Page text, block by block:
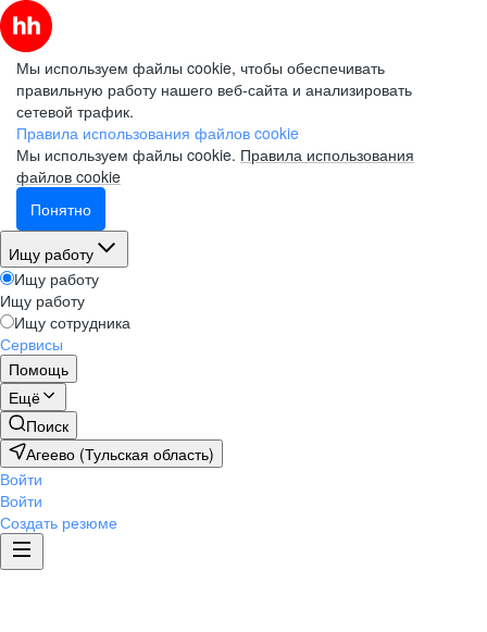
Мы используем файлы cookie, чтобы обеспечивать
правильную работу нашего веб-сайта и анализировать
сетевой трафик.
Правила использования файлов cookie
Мы используем файлы cookie. Правила использования
файлов cookie
Понятно
Ищу работу
Ищу работу
Ищу работу
Ищу сотрудника
Сервисы
Помощь
Ещё
Поиск
Агеево (Тульская область)
Войти
Войти
Создать резюме